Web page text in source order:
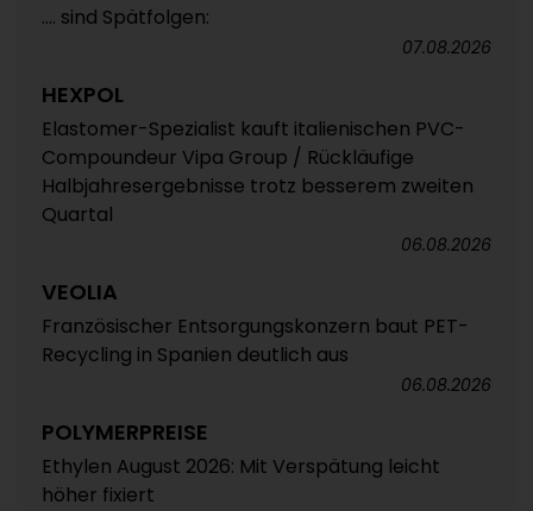
.... sind Spätfolgen:
07.08.2026
HEXPOL
Elastomer-Spezialist kauft italienischen PVC-
Compoundeur Vipa Group / Rückläufige
Halbjahresergebnisse trotz besserem zweiten
Quartal
06.08.2026
VEOLIA
Französischer Entsorgungskonzern baut PET-
Recycling in Spanien deutlich aus
06.08.2026
POLYMERPREISE
Ethylen August 2026: Mit Verspätung leicht
höher fixiert